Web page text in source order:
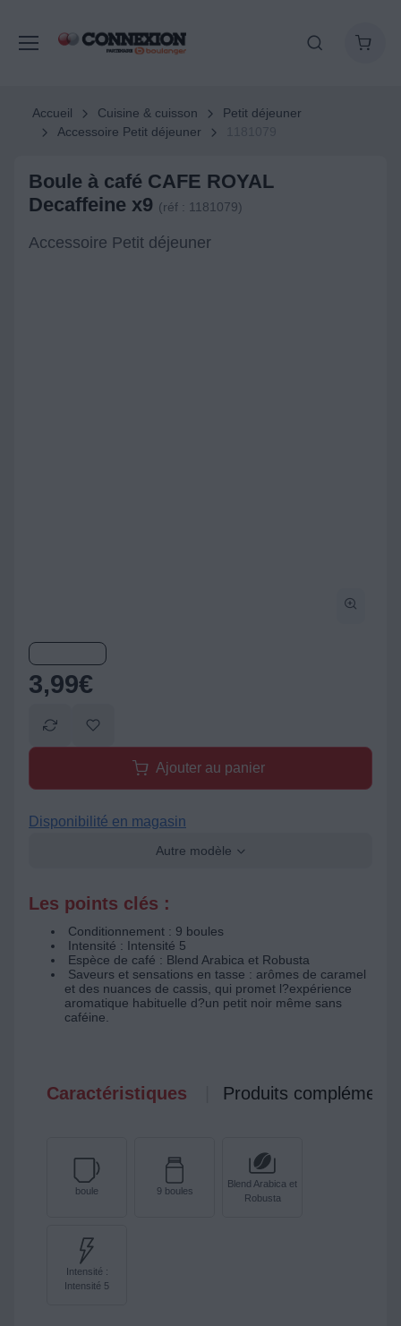
Accueil Cuisine & cuisson
Petit déjeuner
Accessoire Petit déjeuner
Boule à café CAFE ROYAL
Decaffeine x9 (réf : 1181079)
Accessoire Petit déjeuner
3,99€
Ajouter au panier
Disponibilité en magasin
Autre modèle
Les points clés :
Conditionnement : 9 boules
Intensité : Intensité 5
Espèce de café : Blend Arabica et Robusta
Saveurs et sensations en tasse : arômes de caramel
et des nuances de cassis, qui promet l?expérience
aromatique habituelle d?un petit noir même sans
caféine.
Caractéristiques Produits
boule 9 boules
Blend Arabica et
Robusta
Intensité :
Intensité 5